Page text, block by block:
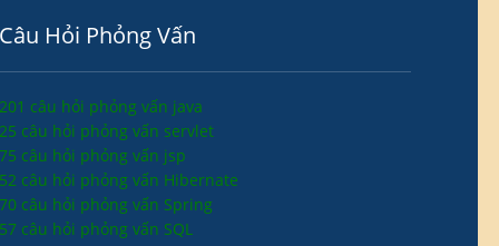
Hỏi Phỏng Vấn
câu hỏi phỏng vấn java
câu hỏi phỏng vấn servlet
câu hỏi phỏng vấn jsp
câu hỏi phỏng vấn Hibernate
câu hỏi phỏng vấn Spring
câu hỏi phỏng vấn SQL